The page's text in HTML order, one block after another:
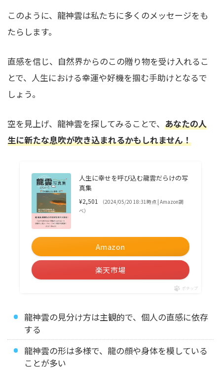
このように、龍神雲は私たちに多くのメッセージをも
たらします。
直感を信じ、自然界からのこの贈り物を受け入れるこ
とで、人生における幸運や好機を掴む手助けとなるで
しょう。
空を見上げ、龍神雲を探してみることで、 あなたの人
生に新たな息吹が吹き込まれるかもしれません！
人生に幸せを呼び込む龍雲だらけの写
真集
¥2,501
（2024/05/20 18:31時点 | Amazon調
べ）
Amazon
楽天市場
ポチップ
龍神雲の見分け方は主観的で、個人の直感に依存
する
龍神雲の形は多様で、龍の顔や身体を模している
ことが多い